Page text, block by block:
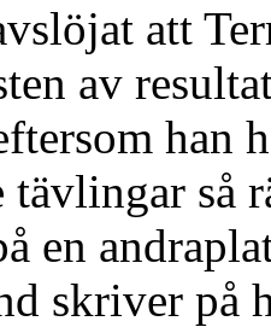
att
av
han
tävlingar så
en
skriver på